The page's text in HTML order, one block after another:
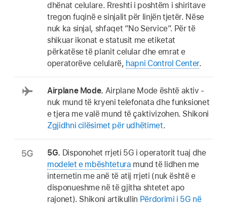
dhënat celulare. Rreshti i poshtëm i shiritave
tregon fuqinë e sinjalit për linjën tjetër. Nëse
nuk ka sinjal, shfaqet “No Service”. Për të
shikuar ikonat e statusit me etiketat
përkatëse të planit celular dhe emrat e
operatorëve celularë, hapni Control Center.
Airplane Mode. Airplane Mode është aktiv -
nuk mund të kryeni telefonata dhe funksionet
e tjera me valë mund të çaktivizohen. Shikoni
Zgjidhni cilësimet për udhëtimet.
5G. Disponohet rrjeti 5G i operatorit tuaj dhe
modelet e mbështetura mund të lidhen me
internetin me anë të atij rrjeti (nuk është e
disponueshme në të gjitha shtetet apo
rajonet). Shikoni artikullin Përdorimi i 5G në